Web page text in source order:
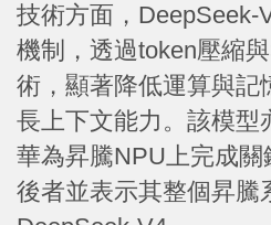
技術方面，DeepSeek-
機制，透過token壓縮
術，顯著降低運算與記
長上下文能力。該模型
華為昇騰NPU上完成關
後者並表示其整個昇騰